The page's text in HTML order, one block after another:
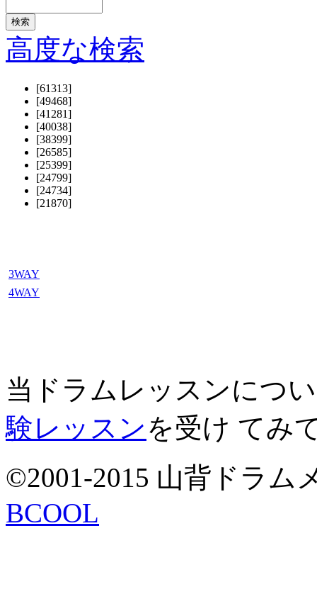
高度な検索
[61313]
[49468]
[41281]
[40038]
[38399]
[26585]
[25399]
[24799]
[24734]
[21870]
3WAY
4WAY
当ドラムレッスンにつ
験レッスンを受け てみ
©2001-2015 山背ドラム
BCOOL